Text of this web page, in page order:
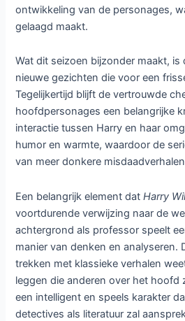
ontwikkeling van de personages,
gelaagd maakt.
Wat dit seizoen bijzonder maakt, is
nieuwe gezichten die voor een
Tegelijkertijd blijft de vertrouwde
hoofdpersonages een belangrijke
interactie tussen Harry en haar
humor en warmte, waardoor de
van meer donkere
Een belangrijk element datHarry
voortdurende verwijzing naar de
achtergrond als professor speelt
manier van denken en analyseren.
trekken met klassieke verhalen
leggen die anderen over het hoofd
een intelligent en speels karakter
detectives als literatuur zal